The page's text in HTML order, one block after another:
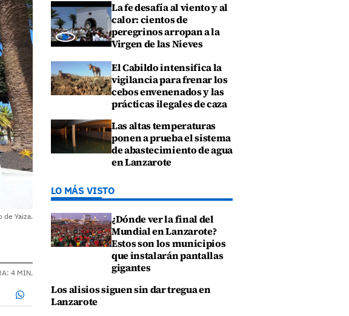
de Yaiza.
4 MIN.
La fe desafía al viento y al
calor: cientos de
peregrinos arropan a la
Virgen de las Nieves
El Cabildo intensifica la
vigilancia para frenar los
cebos envenenados y las
prácticas ilegales de caza
Las altas temperaturas
ponen a prueba el sistema
de abastecimiento de agua
en Lanzarote
LO MÁS VISTO
¿Dónde ver la final del
Mundial en Lanzarote?
Estos son los municipios
que instalarán pantallas
gigantes
Los alisios siguen sin dar tregua en
Lanzarote